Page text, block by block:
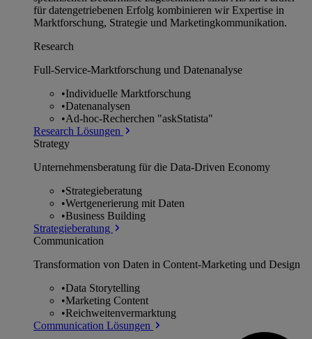
für datengetriebenen Erfolg kombinieren wir Expertise in
Marktforschung, Strategie und Marketingkommunikation.
Research
Full-Service-Marktforschung und Datenanalyse
•Individuelle Marktforschung
•Datenanalysen
•Ad-hoc-Recherchen "askStatista"
Research Lösungen
Strategy
Unternehmens­beratung für die Data-Driven Economy
•Strategieberatung
•Wertgenerierung mit Daten
•Business Building
Strategieberatung
Communication
Transformation von Daten in Content-Marketing und Design
•Data Storytelling
•Marketing Content
•Reichweitenvermarktung
Communication Lösungen